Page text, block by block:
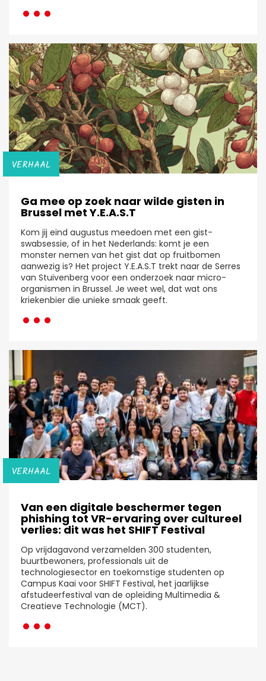
VERHAAL
Ga mee op zoek naar wilde gisten in
Brussel met Y.E.A.S.T
Kom jij eind augustus meedoen met een gist-
swabsessie, of in het Nederlands: komt je een
monster nemen van het gist dat op fruitbomen
aanwezig is? Het project Y.E.A.S.T trekt naar de Serres
van Stuivenberg voor een onderzoek naar micro-
organismen in Brussel. Je weet wel, dat wat ons
kriekenbier die unieke smaak geeft.
···
VERHAAL
Van een digitale beschermer tegen
phishing tot VR-ervaring over cultureel
verlies: dit was het SHIFT Festival
Op vrijdagavond verzamelden 300 studenten,
buurtbewoners, professionals uit de
technologiesector en toekomstige studenten op
Campus Kaai voor SHIFT Festival, het jaarlijkse
afstudeerfestival van de opleiding Multimedia &
Creatieve Technologie (MCT).
···